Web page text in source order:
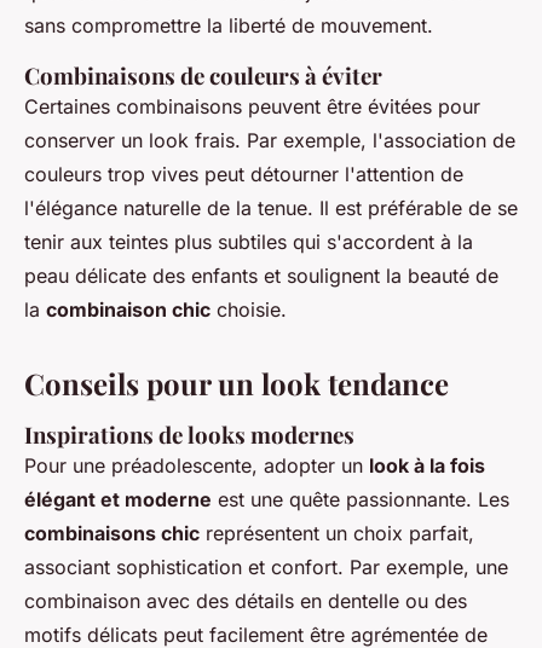
sans compromettre la liberté de mouvement.
Combinaisons de couleurs à éviter
Certaines combinaisons peuvent être évitées pour
conserver un look frais. Par exemple, l'association de
couleurs trop vives peut détourner l'attention de
l'élégance naturelle de la tenue. Il est préférable de se
tenir aux teintes plus subtiles qui s'accordent à la
peau délicate des enfants et soulignent la beauté de
la combinaison chic choisie.
Conseils pour un look tendance
Inspirations de looks modernes
Pour une préadolescente, adopter un look à la fois
élégant et moderne est une quête passionnante. Les
combinaisons chic représentent un choix parfait,
associant sophistication et confort. Par exemple, une
combinaison avec des détails en dentelle ou des
motifs délicats peut facilement être agrémentée de